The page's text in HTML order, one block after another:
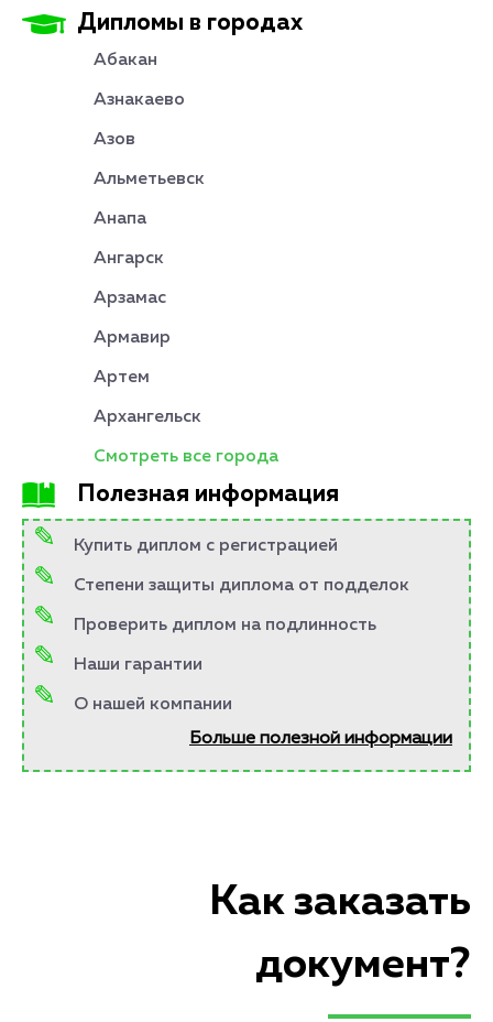
Дипломы в городах
Абакан
Азнакаево
Азов
Альметьевск
Анапа
Ангарск
Арзамас
Армавир
Артем
Архангельск
Смотреть все города
Полезная информация
Купить диплом с регистрацией
Степени защиты диплома от подделок
Проверить диплом на подлинность
Наши гарантии
О нашей компании
Больше полезной информации
Как заказать
документ?